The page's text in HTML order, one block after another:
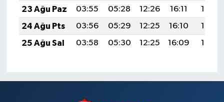
23 Ağu Paz
03:55 05:28 12:26 16:11
19:13
24 Ağu Pts
03:56 05:29 12:25 16:10
19:12
25 Ağu Sal
03:58 05:30 12:25 16:09 19:10